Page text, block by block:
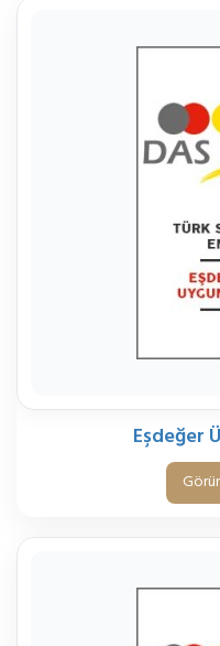
Eşdeğer